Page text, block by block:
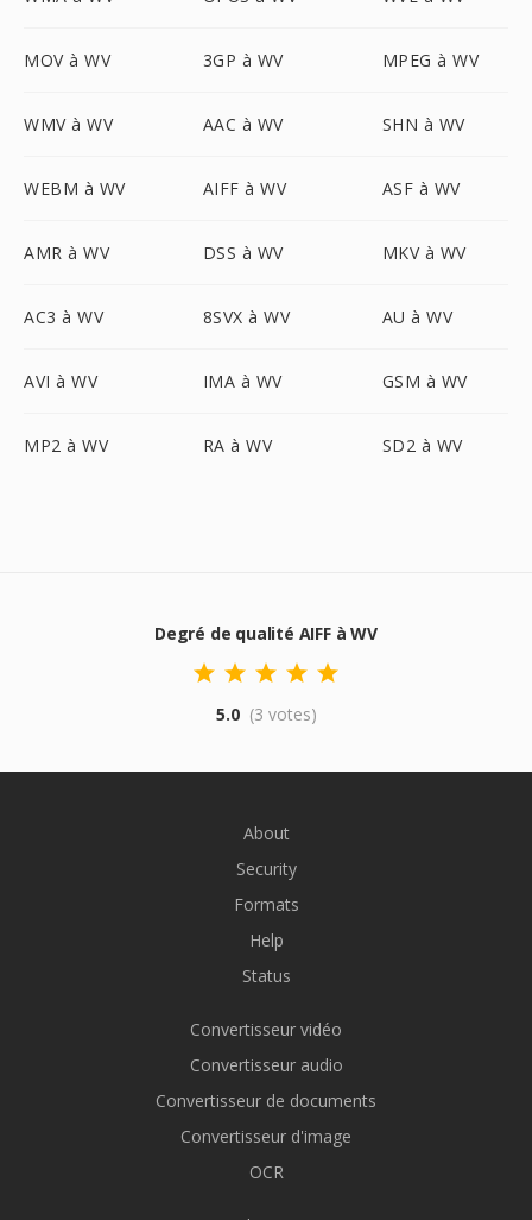
MOV à WV 3GP à WV MPEG à WV
WMV à WV AAC à WV SHN à WV
WEBM à WV AIFF à WV ASF à WV
AMR à WV DSS à WV MKV à WV
AC3 à WV 8SVX à WV AU à WV
AVI à WV IMA à WV GSM à WV
MP2 à WV RA à WV SD2 à WV
Degré de qualité AIFF à WV
5.0 (3 votes)
About
Security
Formats
Help
Status
Convertisseur vidéo
Convertisseur audio
Convertisseur de documents
Convertisseur d'image
OCR